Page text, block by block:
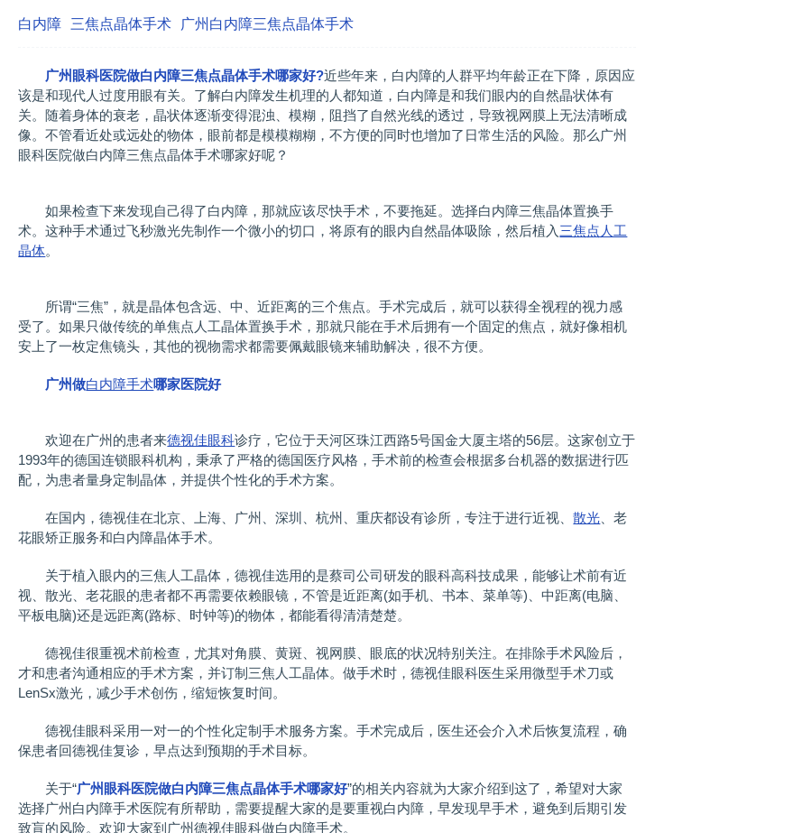
白内障 三焦点晶体手术 广州白内障三焦点晶体手术
广州眼科医院做白内障三焦点晶体手术哪家好?近些年来，白内障的人群平均年龄正在下降，原因应
该是和现代人过度用眼有关。了解白内障发生机理的人都知道，白内障是和我们眼内的自然晶状体有
关。随着身体的衰老，晶状体逐渐变得混浊、模糊，阻挡了自然光线的透过，导致视网膜上无法清晰成
像。不管看近处或远处的物体，眼前都是模模糊糊，不方便的同时也增加了日常生活的风险。那么广州
眼科医院做白内障三焦点晶体手术哪家好呢？
如果检查下来发现自己得了白内障，那就应该尽快手术，不要拖延。选择白内障三焦晶体置换手
术。这种手术通过飞秒激光先制作一个微小的切口，将原有的眼内自然晶体吸除，然后植入 三焦点人工
晶体。
所谓“三焦”，就是晶体包含远、中、近距离的三个焦点。手术完成后，就可以获得全视程的视力感
受了。如果只做传统的单焦点人工晶体置换手术，那就只能在手术后拥有一个固定的焦点，就好像相机
安上了一枚定焦镜头，其他的视物需求都需要佩戴眼镜来辅助解决，很不方便。
广州做白内障手术哪家医院好
欢迎在广州的患者来德视佳眼科诊疗，它位于天河区珠江西路5号国金大厦主塔的56层。这家创立于
1993年的德国连锁眼科机构，秉承了严格的德国医疗风格，手术前的检查会根据多台机器的数据进行匹
配，为患者量身定制晶体，并提供个性化的手术方案。
在国内，德视佳在北京、上海、广州、深圳、杭州、重庆都设有诊所，专注于进行近视、散光 、老
花眼矫正服务和白内障晶体手术。
关于植入眼内的三焦人工晶体，德视佳选用的是蔡司公司研发的眼科高科技成果，能够让术前有近
视、散光、老花眼的患者都不再需要依赖眼镜，不管是近距离(如手机、书本、菜单等)、中距离(电脑、
平板电脑)还是远距离(路标、时钟等)的物体，都能看得清清楚楚。
德视佳很重视术前检查，尤其对角膜、黄斑、视网膜、眼底的状况特别关注。在排除手术风险后，
才和患者沟通相应的手术方案，并订制三焦人工晶体。做手术时，德视佳眼科医生采用微型手术刀或
LenSx激光，减少手术创伤，缩短恢复时间。
德视佳眼科采用一对一的个性化定制手术服务方案。手术完成后，医生还会介入术后恢复流程，确
保患者回德视佳复诊，早点达到预期的手术目标。
关于“广州眼科医院做白内障三焦点晶体手术哪家好”的相关内容就为大家介绍到这了，希望对大家
选择广州白内障手术医院有所帮助，需要提醒大家的是要重视白内障，早发现早手术，避免到后期引发
致盲的风险。欢迎大家到广州德视佳眼科做白内障手术。